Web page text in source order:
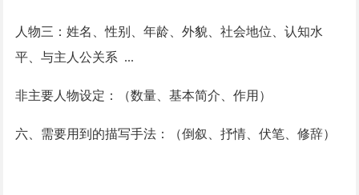
人物三：姓名、性别、年龄、外貌、社会地位、认知水
平、与主人公关系 ...
非主要人物设定：（数量、基本简介、作用）
六、需要用到的描写手法：（倒叙、抒情、伏笔、修辞）